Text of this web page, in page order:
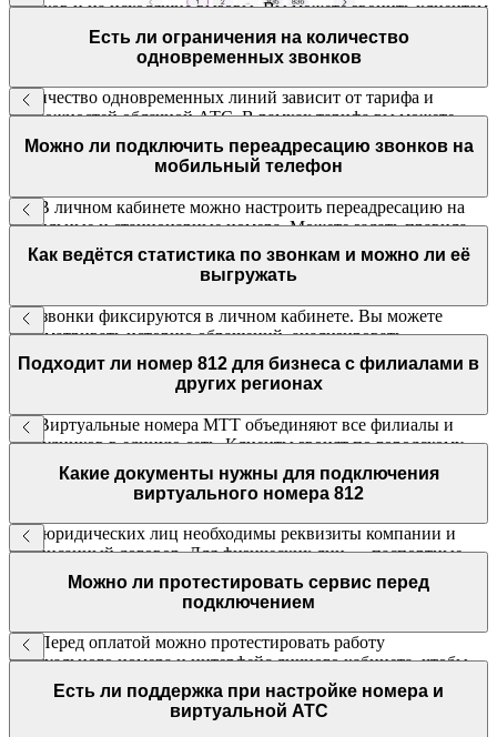
звонков и на исходящие вызовы. Вы можете звонить клиентам
по России и — при наличии международной связи — в
другие страны в зависимости от тарифов.
Есть ли ограничения на количество
одновременных звонков
Количество одновременных линий зависит от тарифа и
возможностей облачной АТС. В рамках тарифа вы можете
обслуживать десятки и более звонков одновременно без
сигнала «занято».
Можно ли подключить переадресацию звонков на
мобильный телефон
Да. В личном кабинете можно настроить переадресацию на
мобильные и стационарные номера. Можете задать правила
для разных сценариев: время суток, условия,
последовательность переадресации — и подключить
Как ведётся статистика по звонкам и можно ли её
выгружать
Все звонки фиксируются в личном кабинете. Вы можете
просматривать историю обращений, анализировать
длительность звонков, активность сотрудников и каналы
связи. Отчёты доступны в реальном времени, в том числе для
выгрузки в Excel или передачи в CRM.
Подходит ли номер 812 для бизнеса с филиалами в
других регионах
Да. Виртуальные номера МТТ объединяют все филиалы и
сотрудников в единую сеть. Клиенты звонят по городскому
номеру Санкт-Петербурга, а звонки можно принимать в
любом офисе.
Какие документы нужны для подключения
виртуального номера 812
Для юридических лиц необходимы реквизиты компании и
подписанный договор. Для физических лиц — паспортные
данные. Все документы можно подать через личный кабинет
при оформлении заявки.
Можно ли протестировать сервис перед
подключением
Да. Перед оплатой можно протестировать работу
виртуального номера и интерфейс личного кабинета, чтобы
оценить качество связи и функциональность управления.
Есть ли поддержка при настройке номера и
виртуальной АТС